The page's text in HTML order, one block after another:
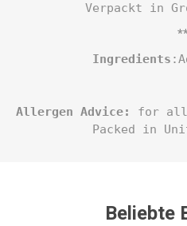
Verpackt in
Ingredients :
Allergen Advice:
for
Packed in
Beliebte